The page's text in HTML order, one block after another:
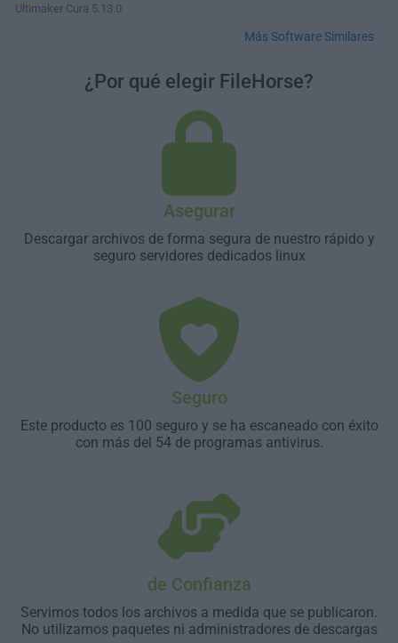
Ultimaker Cura 5.13.0
Más Software Similares
¿Por qué elegir FileHorse?
Asegurar
Descargar archivos de forma segura de nuestro rápido y
seguro servidores dedicados linux
Seguro
Este producto es 100 seguro y se ha escaneado con éxito
con más del 54 de programas antivirus.
de Confianza
Servimos todos los archivos a medida que se publicaron.
No utilizamos paquetes ni administradores de descargas